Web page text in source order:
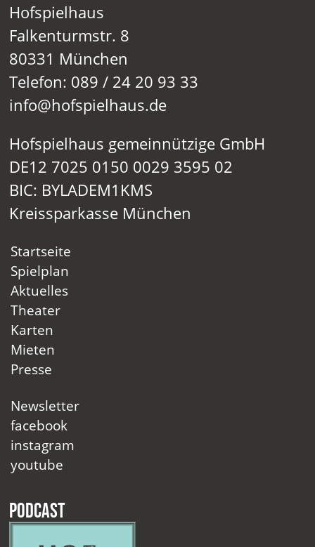
Hofspielhaus
Falkenturmstr. 8
80331 München
Telefon: 089 / 24 20 93 33
info@hofspielhaus.de
Hofspielhaus gemeinnützige GmbH
DE12 7025 0150 0029 3595 02
BIC: BYLADEM1KMS
Kreissparkasse München
Startseite
Spielplan
Aktuelles
Theater
Karten
Mieten
Presse
Newsletter
facebook
instagram
youtube
Podcast